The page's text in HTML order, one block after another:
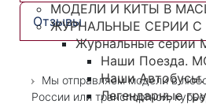
МОДЕЛИ И КИТЫ В
ЖУРНАЛЬНЫЕ СЕРИИ
Журнальные серии
Наши Поезда.
Наши Автобусы.
Легендарные
Отзывы
Мы отправляем модели в
России или транспортной,